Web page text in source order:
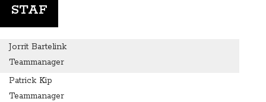
STAF
Jorrit Bartelink
Teammanager
Patrick Kip
Teammanager